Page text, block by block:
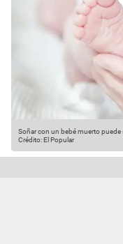
Soñar con un bebé muerto puede
Crédito: El Popular